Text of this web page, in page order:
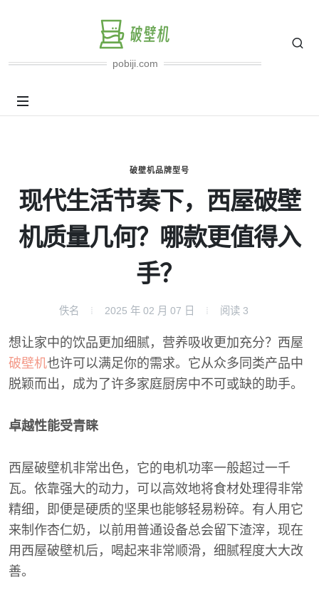
pobiji.com
破壁机品牌型号
现代生活节奏下，西屋破壁
机质量几何？哪款更值得入
手？
佚名 2025 年 02 月 07 日 阅读 3
想让家中的饮品更加细腻，营养吸收更加充分？西屋
破壁机也许可以满足你的需求。它从众多同类产品中
脱颖而出，成为了许多家庭厨房中不可或缺的助手。
卓越性能受青睐
西屋破壁机非常出色，它的电机功率一般超过一千
瓦。依靠强大的动力，可以高效地将食材处理得非常
精细，即便是硬质的坚果也能够轻易粉碎。有人用它
来制作杏仁奶，以前用普通设备总会留下渣滓，现在
用西屋破壁机后，喝起来非常顺滑，细腻程度大大改
善。